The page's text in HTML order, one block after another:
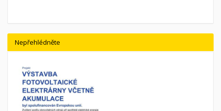
Nepřehlédněte